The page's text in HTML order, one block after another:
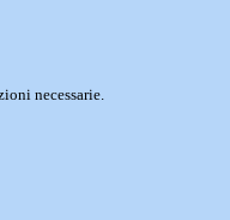
necessarie.